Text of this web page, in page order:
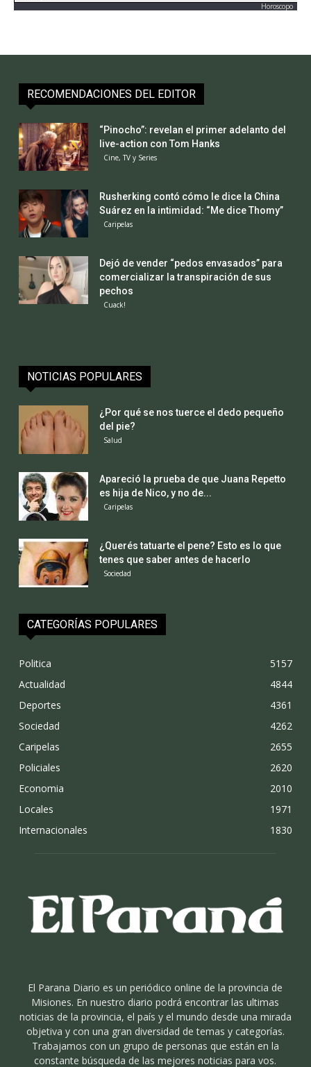
Horoscopo
RECOMENDACIONES DEL EDITOR
“Pinocho”: revelan el primer adelanto del
live-action con Tom Hanks
Cine, TV y Series
Rusherking contó cómo le dice la China
Suárez en la intimidad: “Me dice Thomy”
Caripelas
Dejó de vender “pedos envasados” para
comercializar la transpiración de sus
pechos
Cuack!
NOTICIAS POPULARES
¿Por qué se nos tuerce el dedo pequeño
del pie?
Salud
Apareció la prueba de que Juana Repetto
es hija de Nico, y no de...
Caripelas
¿Querés tatuarte el pene? Esto es lo que
tenes que saber antes de hacerlo
Sociedad
CATEGORÍAS POPULARES
Politica
5157
Actualidad
4844
Deportes
4361
Sociedad
4262
Caripelas
2655
Policiales
2620
Economia
2010
Locales
1971
Internacionales
1830
El Parana Diario es un periódico online de la provincia de
Misiones. En nuestro diario podrá encontrar las ultimas
noticias de la provincia, el país y el mundo desde una mirada
objetiva y con una gran diversidad de temas y categorías.
Trabajamos con un grupo de personas que están en la
constante búsqueda de las mejores noticias para vos.